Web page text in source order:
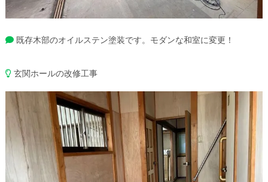
既存木部のオイルステン塗装です。モダンな和室に変更！
玄関ホールの改修工事